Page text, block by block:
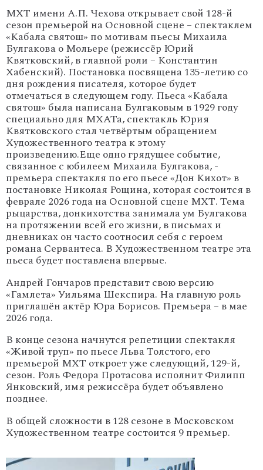
МХТ имени А.П. Чехова открывает свой 128-й
сезон премьерой на Основной сцене – спектаклем
«Кабала святош» по мотивам пьесы Михаила
Булгакова о Мольере (режиссёр Юрий
Квятковский, в главной роли – Константин
Хабенский). Постановка посвящена 135-летию со
дня рождения писателя, которое будет
отмечаться в следующем году. Пьеса «Кабала
святош» была написана Булгаковым в 1929 году
специально для МХАТа, спектакль Юрия
Квятковского стал четвёртым обращением
Художественного театра к этому
произведению.Еще одно грядущее событие,
связанное с юбилеем Михаила Булгакова, -
премьера спектакля по его пьесе «Дон Кихот» в
постановке Николая Рощина, которая состоится в
феврале 2026 года на Основной сцене МХТ. Тема
рыцарства, донкихотства занимала ум Булгакова
на протяжении всей его жизни, в письмах и
дневниках он часто соотносил себя с героем
романа Сервантеса. В Художественном театре эта
пьеса будет поставлена впервые.
Андрей Гончаров представит свою версию
«Гамлета» Уильяма Шекспира. На главную роль
приглашён актёр Юра Борисов. Премьера – в мае
2026 года.
В конце сезона начнутся репетиции спектакля
«Живой труп» по пьесе Льва Толстого, его
премьерой МХТ откроет уже следующий, 129-й,
сезон. Роль Федора Протасова исполнит Филипп
Янковский, имя режиссёра будет объявлено
позднее.
В общей сложности в 128 сезоне в Московском
Художественном театре состоится 9 премьер.
'